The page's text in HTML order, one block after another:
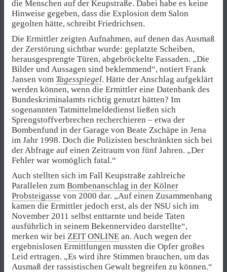
die Menschen auf der Keupstraße. Dabei habe es keine
Hinweise gegeben, dass die Explosion dem Salon
gegolten hätte, schreibt Friedrichsen.
Die Ermittler zeigten Aufnahmen, auf denen das Ausmaß
der Zerstörung sichtbar wurde: geplatzte Scheiben,
herausgesprengte Türen, abgebröckelte Fassaden. „Die
Bilder und Aussagen sind beklemmend“, notiert Frank
Jansen vom Tagesspiegel. Hätte der Anschlag aufgeklärt
werden können, wenn die Ermittler eine Datenbank des
Bundeskriminalamts richtig genutzt hätten? Im
sogenannten Tatmittelmeldedienst ließen sich
Sprengstoffverbrechen recherchieren – etwa der
Bombenfund in der Garage von Beate Zschäpe in Jena
im Jahr 1998. Doch die Polizisten beschränkten sich bei
der Abfrage auf einen Zeitraum von fünf Jahren. „Der
Fehler war womöglich fatal.“
Auch stellten sich im Fall Keupstraße zahlreiche
Parallelen zum Bombenanschlag in der Kölner
Probsteigasse von 2000 dar. „Auf einen Zusammenhang
kamen die Ermittler jedoch erst, als der NSU sich im
November 2011 selbst enttarnte und beide Taten
ausführlich in seinem Bekennervideo darstellte“,
merken wir bei ZEIT ONLINE an. Auch wegen der
ergebnislosen Ermittlungen mussten die Opfer großes
Leid ertragen. „Es wird ihre Stimmen brauchen, um das
Ausmaß der rassistischen Gewalt begreifen zu können.“